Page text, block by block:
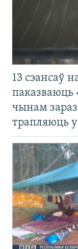
13 сэансаў
паказваюць
чынам зараз
трапляюць